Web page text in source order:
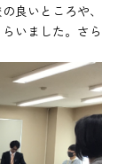
良いところや、
いました。さら